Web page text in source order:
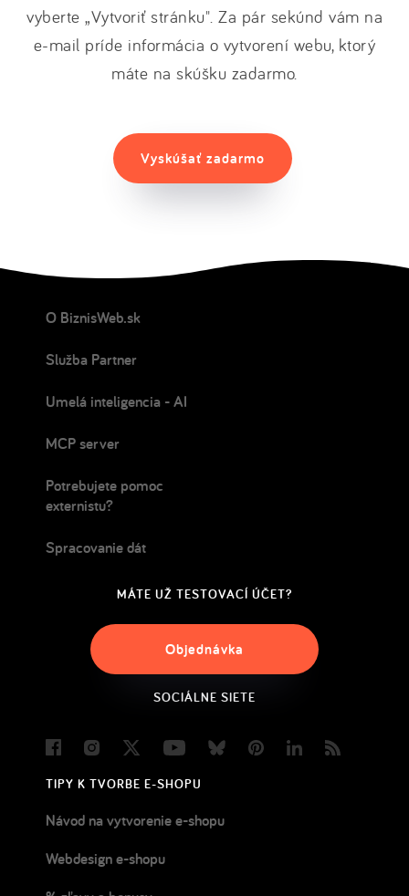
vyberte „Vytvoriť stránku". Za pár sekúnd vám na
e-mail príde informácia o vytvorení webu, ktorý
máte na skúšku zadarmo.
Vyskúšať zadarmo
O BiznisWeb.sk
Služba Partner
Umelá inteligencia - AI
MCP server
Potrebujete pomoc
externistu?
Spracovanie dát
MÁTE UŽ TESTOVACÍ ÚČET?
Objednávka
SOCIÁLNE SIETE
FacebookInstagram
Twitter YoutubeBlueskyPinterestLinkedIn
TIPY K TVORBE E-SHOPU
Návod na vytvorenie e-shopu
Webdesign e-shopu